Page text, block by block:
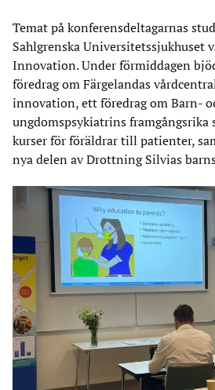
Temat på konferensdeltagarnas
Sahlgrenska Universitetssjukhuset
Innovation. Under förmiddagen
föredrag om Färgelandas
innovation, ett föredrag om Barn-
ungdomspsykiatrins framgångsrika
kurser för föräldrar till patienter,
nya delen av Drottning Silvias